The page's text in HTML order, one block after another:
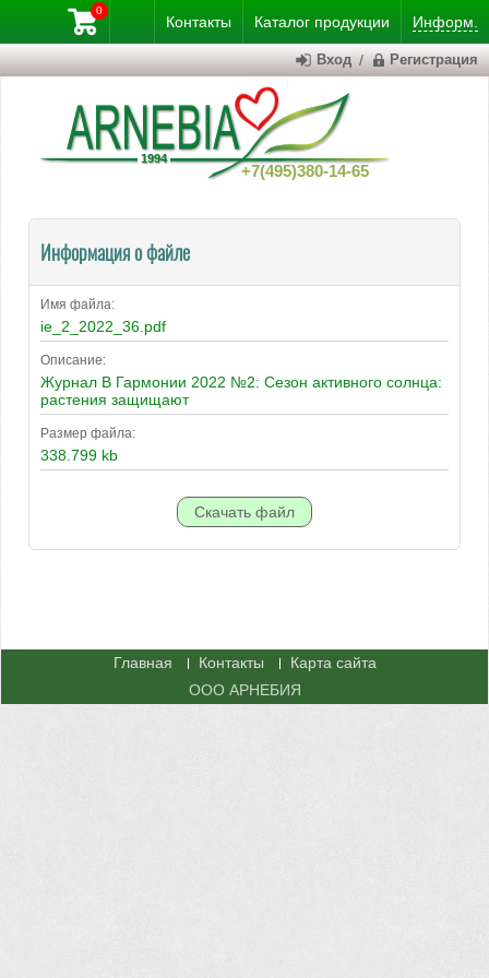
Контакты Каталог продукции Информ.
+7(495)380-14-65
0
Вход / Регистрация
Информация о файле
Имя файла:
ie_2_2022_36.pdf
Описание:
Журнал В Гармонии 2022 №2: Сезон активного солнца:
растения защищают
Размер файла:
338.799 kb
Главная Контакты
Карта сайта
ООО АРНЕБИЯ